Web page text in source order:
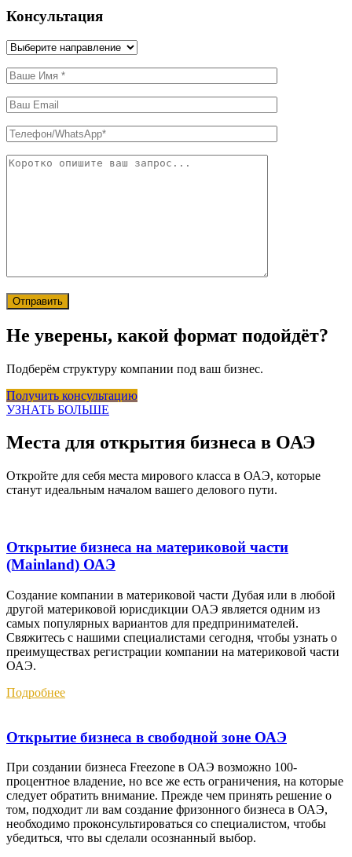
Консультация
Отправить
Не уверены, какой формат подойдёт?
Подберём структуру компании под ваш бизнес.
Получить консультацию
УЗНАТЬ БОЛЬШЕ
Места для открытия бизнеса в ОАЭ
Откройте для себя места мирового класса в ОАЭ, которые
станут идеальным началом вашего делового пути.
Открытие бизнеса на материковой части
(Mainland) ОАЭ
Создание компании в материковой части Дубая или в любой
другой материковой юрисдикции ОАЭ является одним из
самых популярных вариантов для предпринимателей.
Свяжитесь с нашими специалистами сегодня, чтобы узнать о
преимуществах регистрации компании на материковой части
ОАЭ.
Подробнее
Открытие бизнеса в свободной зоне ОАЭ
При создании бизнеса Freezone в ОАЭ возможно 100-
процентное владение, но все же есть ограничения, на которые
следует обратить внимание. Прежде чем принять решение о
том, подходит ли вам создание фризонного бизнеса в ОАЭ,
необходимо проконсультироваться со специалистом, чтобы
убедиться, что вы сделали осознанный выбор.